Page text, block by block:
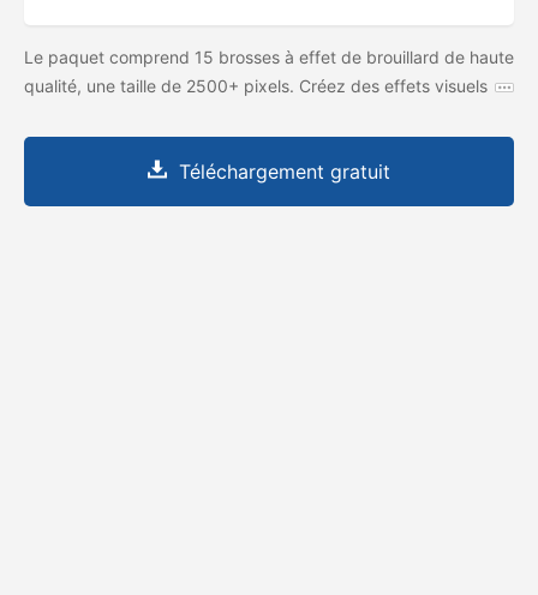
Le paquet comprend 15 brosses à effet de brouillard de haute
qualité, une taille de 2500+ pixels. Créez des effets visuels
Téléchargement gratuit